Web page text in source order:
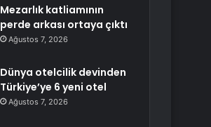
Mezarlık katliamının
perde arkası ortaya çıktı
Ağustos 7, 2026
Dünya otelcilik devinden
Türkiye’ye 6 yeni otel
Ağustos 7, 2026